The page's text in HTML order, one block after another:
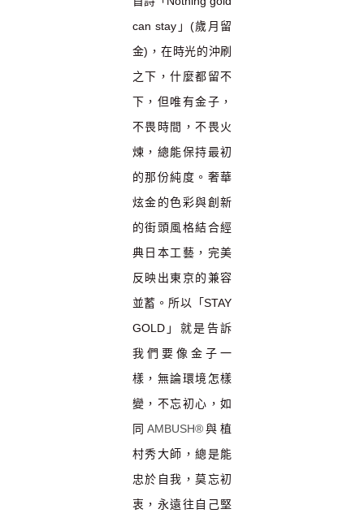
can stay」(歲月留
金)，在時光的沖刷
之下，什麼都留不
下，但唯有金子，
不畏時間，不畏火
煉，總能保持最初
的那份純度。 奢華
炫金的色彩與創新
的街頭風格結合經
典日本工藝，完美
反映出東京的兼容
並蓄 。所以 「STAY
GOLD」 就是告訴
我們要像金子一
樣，無論環境怎樣
變，不忘初心，如
同 AMBUSH®與植
村秀大師，總是能
忠於自我，莫忘初
衷，永遠往自己堅